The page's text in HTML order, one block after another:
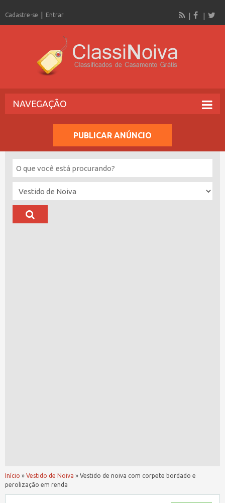
Cadastre-se Entrar
NAVEGAÇÃO
PUBLICAR ANÚNCIO
Início » Vestido de Noiva » Vestido de noiva com corpete bordado e
perolização em renda